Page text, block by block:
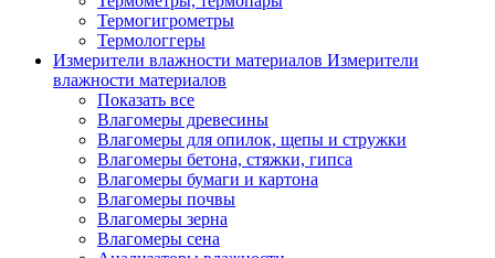
Термогигрометры
Термологгеры
Измерители влажности материалов Измерители
влажности материалов
Показать все
Влагомеры древесины
Влагомеры для опилок, щепы и стружки
Влагомеры бетона, стяжки, гипса
Влагомеры бумаги и картона
Влагомеры почвы
Влагомеры зерна
Влагомеры сена